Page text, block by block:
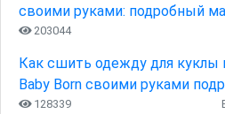
своими руками: подробный
203044
Как сшить одежду для куклы
Baby Born своими руками
128339